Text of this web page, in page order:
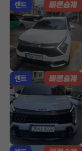
렌트
렌트